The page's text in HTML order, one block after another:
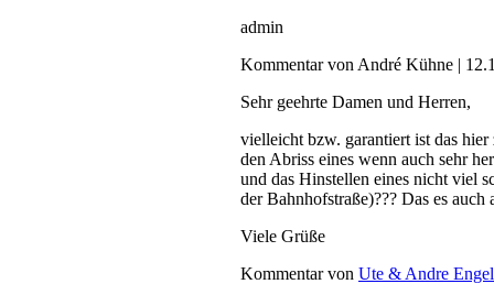
admin
Kommentar von André Kühne |
Sehr geehrte Damen und Herren,
vielleicht bzw. garantiert ist das
den Abriss eines wenn auch sehr
und das Hinstellen eines nicht viel
der Bahnhofstraße)??? Das es
Viele Grüße
Kommentar von Ute & Andre